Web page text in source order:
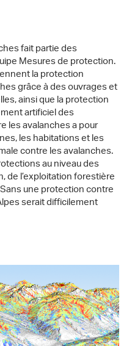
fait partie des
Mesures de protection.
la protection
grâce à des ouvrages et
ainsi que la protection
artificiel des
les avalanches a pour
les habitations et les
contre les avalanches.
au niveau des
de l’exploitation forestière
une protection contre
serait difficilement